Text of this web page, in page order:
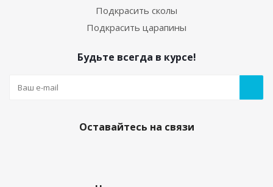
Подкрасить сколы
Подкрасить царапины
Будьте всегда в курсе!
Оставайтесь на связи